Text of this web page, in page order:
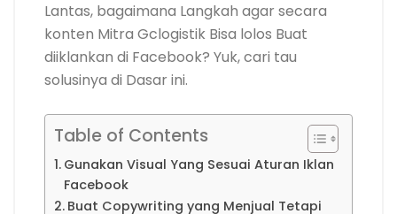
Lantas, bagaimana Langkah agar secara
konten Mitra Gclogistik Bisa lolos Buat
diiklankan di Facebook? Yuk, cari tau
solusinya di Dasar ini.
Table of Contents
Gunakan Visual Yang Sesuai Aturan Iklan
Facebook
Buat Copywriting yang Menjual Tetapi